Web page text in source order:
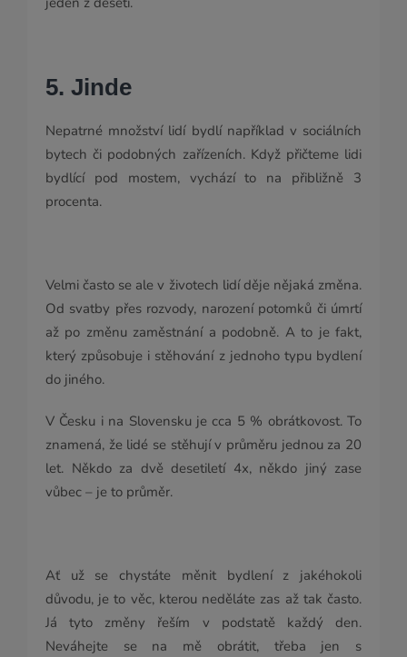
5. Jinde
Nepatrné množství lidí bydlí například v sociálních
bytech či podobných zařízeních. Když přičteme lidi
bydlící pod mostem, vychází to na přibližně 3
procenta.
Velmi často se ale v životech lidí děje nějaká změna.
Od svatby přes rozvody, narození potomků či úmrtí
až po změnu zaměstnání a podobně. A to je fakt,
který způsobuje i stěhování z jednoho typu bydlení
do jiného.
V Česku i na Slovensku je cca 5 % obrátkovost. To
znamená, že lidé se stěhují v průměru jednou za 20
let. Někdo za dvě desetiletí 4x, někdo jiný zase
vůbec – je to průměr.
Ať už se chystáte měnit bydlení z jakéhokoli
důvodu, je to věc, kterou neděláte zas až tak často.
Já tyto změny řeším v podstatě každý den.
Neváhejte se na mě obrátit, třeba jen s